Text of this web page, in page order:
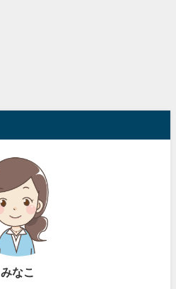
みなこ